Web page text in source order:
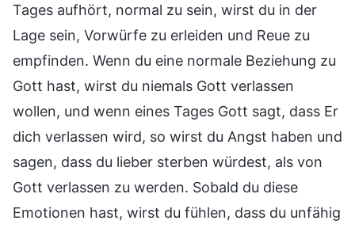
Tages aufhört, normal zu sein, wirst du in der
Lage sein, Vorwürfe zu erleiden und Reue zu
empfinden. Wenn du eine normale Beziehung zu
Gott hast, wirst du niemals Gott verlassen
wollen, und wenn eines Tages Gott sagt, dass Er
dich verlassen wird, so wirst du Angst haben und
sagen, dass du lieber sterben würdest, als von
Gott verlassen zu werden. Sobald du diese
Emotionen hast, wirst du fühlen, dass du unfähig